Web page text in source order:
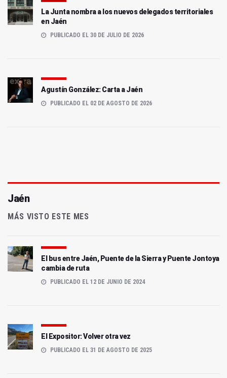
La Junta nombra a los nuevos delegados territoriales
en Jaén
PUBLICADO EL 30 DE JULIO DE 2026
Agustín González: Carta a Jaén
PUBLICADO EL 02 DE AGOSTO DE 2026
Jaén
MÁS VISTO ESTE MES
El bus entre Jaén, Puente de la Sierra y Puente Jontoya
cambia de ruta
PUBLICADO EL 12 DE JUNIO DE 2024
El Expositor: Volver otra vez
PUBLICADO EL 31 DE AGOSTO DE 2025